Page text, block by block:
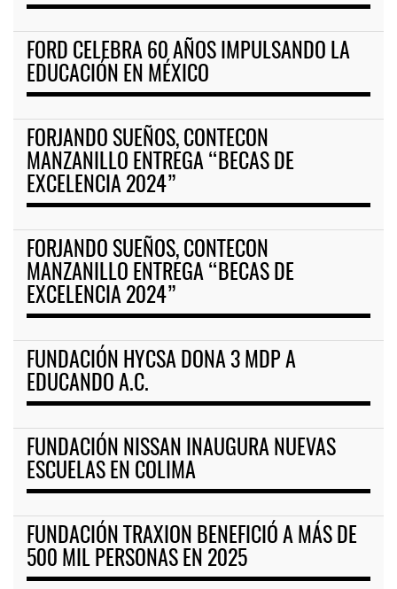
FORD CELEBRA 60 AÑOS IMPULSANDO LA
EDUCACIÓN EN MÉXICO
FORJANDO SUEÑOS, CONTECON
MANZANILLO ENTREGA “BECAS DE
EXCELENCIA 2024”
FORJANDO SUEÑOS, CONTECON
MANZANILLO ENTREGA “BECAS DE
EXCELENCIA 2024”
FUNDACIÓN HYCSA DONA 3 MDP A
EDUCANDO A.C.
FUNDACIÓN NISSAN INAUGURA NUEVAS
ESCUELAS EN COLIMA
FUNDACIÓN TRAXION BENEFICIÓ A MÁS DE
500 MIL PERSONAS EN 2025